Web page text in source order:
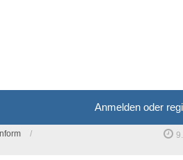
Anmelden oder